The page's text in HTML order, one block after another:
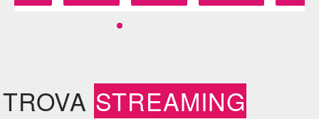
TROVA STREAMING